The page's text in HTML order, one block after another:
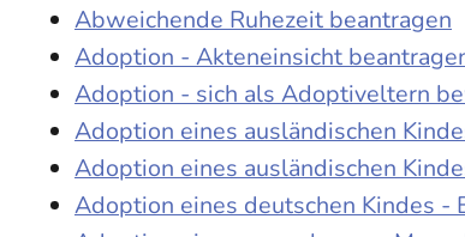
Abweichende Ruhezeit beantragen
Adoption - Akteneinsicht
Adoption - sich als Adoptiveltern
Adoption eines ausländischen
Adoption eines ausländischen
Adoption eines deutschen Kindes -